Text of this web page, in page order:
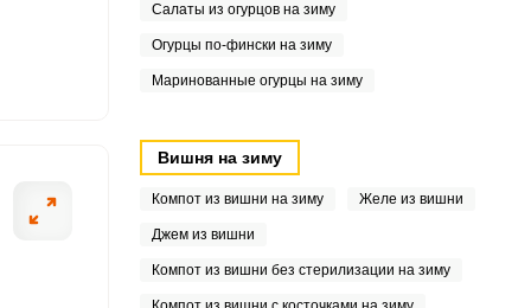
Салаты из огурцов на зиму
Огурцы по-фински на зиму
Маринованные огурцы на зиму
Вишня на зиму
Компот из вишни на зиму Желе из вишни
Джем из вишни
Компот из вишни без стерилизации на зиму